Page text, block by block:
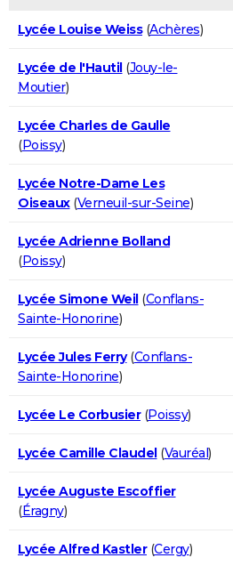
Lycée Louise Weiss(Achères)
Lycée de l'Hautil(Jouy-le-
Moutier)
Lycée Charles de Gaulle
(Poissy)
Lycée Notre-Dame Les
Oiseaux(Verneuil-sur-Seine)
Lycée Adrienne Bolland
(Poissy)
Lycée Simone Weil(Conflans-
Sainte-Honorine)
Lycée Jules Ferry(Conflans-
Sainte-Honorine)
Lycée Le Corbusier(Poissy)
Lycée Camille Claudel(Vauréal)
Lycée Auguste Escoffier
(Éragny)
Lycée Alfred Kastler(Cergy)